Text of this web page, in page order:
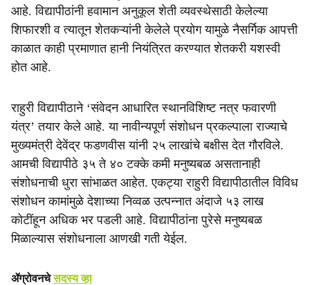
आहे. विद्यापीठांनी हवामान अनुकूल शेती व्यवस्थेसाठी केलेल्या
शिफारशी व त्यातून शेतकऱ्यांनी केलेले प्रयोग यामुळे नैसर्गिक आपत्ती
काळात काही प्रमाणात हानी नियंत्रित करण्यात शेतकरी यशस्वी
होत आहे.
राहुरी विद्यापीठाने ‘संवेदन आधारित स्थानविशिष्ट नत्र फवारणी
यंत्र’ तयार केले आहे. या नावीन्यपूर्ण संशोधन प्रकल्पाला राज्याचे
मुख्यमंत्री देवेंद्र फडणवीस यांनी २५ लाखांचे बक्षीस देत गौरविले.
आमची विद्यापीठे ३५ ते ४० टक्के कमी मनुष्यबळ असतानाही
संशोधनाची धुरा सांभाळत आहेत. एकट्या राहुरी विद्यापीठातील विविध
संशोधन कामांमुळे देशाच्या निव्वळ उत्पन्नात अंदाजे ५३ लाख
कोटींहून अधिक भर पडली आहे. विद्यापीठांना पुरेसे मनुष्यबळ
मिळाल्यास संशोधनाला आणखी गती येईल.
ॲग्रोवनचेसदस्य व्हा